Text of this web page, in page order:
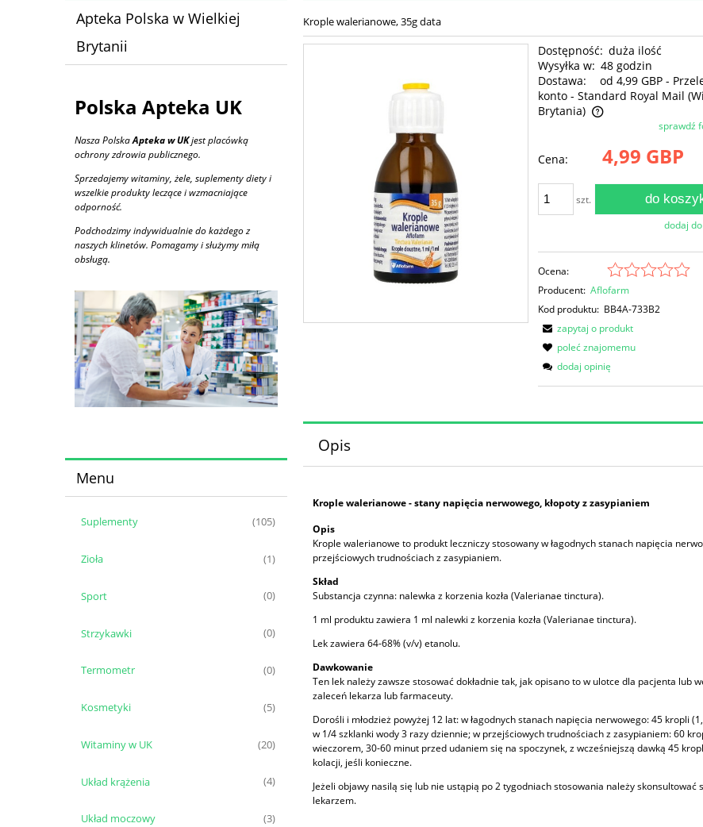
Apteka Polska w Wielkiej
Brytanii
Polska Apteka UK
NaszaPolskaApteka w UKjest placówką
ochrony zdrowia publicznego.
Sprzedajemy witaminy, żele, suplementy diety i
wszelkie produkty leczące i wzmacniające
odporność.
Podchodzimy indywidualnie do każdego z
naszych klinetów. Pomagamy i służymy miłą
obsługą.
Menu
Suplementy (105)
Zioła (1)
Sport (0)
Strzykawki (0)
Termometr (0)
Kosmetyki (5)
Witaminy w UK (20)
Układ krążenia (4)
Układ moczowy (3)
Krople walerianowe, 35g data
Dostępność: duża ilość
Wysyłka w: 48 godzin
Dostawa:
od 4,99 GBP -
konto - Standard Royal Mail
Brytania)
Cena nie zawiera ewentualnych kosztów
płatności
sprawdź
Cena: 4,99 GBP
szt. do
dodaj
Ocena:
Producent: Aflofarm
Kod produktu: BB4A-733B2
zapytaj o produkt
poleć znajomemu
dodaj opinię
Opis
Krople walerianowe- stany napięcia nerwowego, kłopoty z zasypianiem
Opis
Krople walerianowe to produkt leczniczy stosowany w łagodnych stanach napięcia
przejściowych trudnościach z zasypianiem.
Skład
Substancja czynna: nalewka z korzenia kozła (Valerianae tinctura).
1 ml produktu zawiera 1 ml nalewki z korzenia kozła (Valerianae tinctura).
Lek zawiera 64-68% (v/v) etanolu.
Dawkowanie
Ten lek należy zawsze stosować dokładnie tak, jak opisano to w ulotce dla pacjenta lub
zaleceń lekarza lub farmaceuty.
Dorośli i młodzież powyżej 12 lat: w łagodnych stanach napięcia nerwowego: 45 kropli
w 1/4 szklanki wody 3 razy dziennie; w przejściowych trudnościach z zasypianiem: 60
wieczorem, 30-60 minut przed udaniem się na spoczynek, z wcześniejszą dawką 45
kolacji, jeśli konieczne.
Jeżeli objawy nasilą się lub nie ustąpią po 2 tygodniach stosowania należy skonsultować
lekarzem.